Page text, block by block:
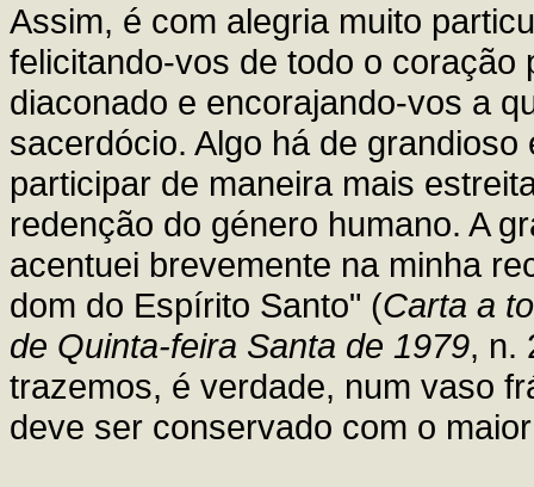
Assim, é com alegria muito
felicitando-vos de todo o
diaconado e encorajando-vos a
sacerdócio. Algo há de
participar de maneira mais
redenção do género humano. A
acentuei brevemente na minha
dom do Espírito Santo" (Carta a
de Quinta-feira Santa de 1979, n.
trazemos, é verdade, num vaso
deve ser conservado com o